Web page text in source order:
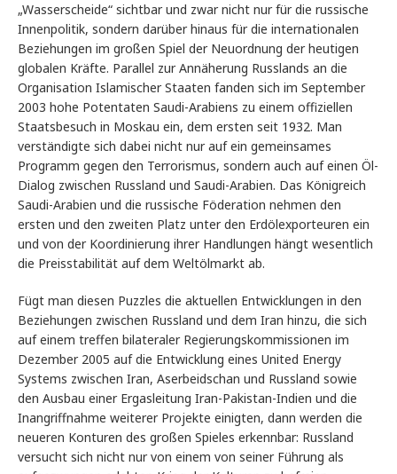
„Wasserscheide“ sichtbar und zwar nicht nur für die russische
Innenpolitik, sondern darüber hinaus für die internationalen
Beziehungen im großen Spiel der Neuordnung der heutigen
globalen Kräfte. Parallel zur Annäherung Russlands an die
Organisation Islamischer Staaten fanden sich im September
2003 hohe Potentaten Saudi-Arabiens zu einem offiziellen
Staatsbesuch in Moskau ein, dem ersten seit 1932. Man
verständigte sich dabei nicht nur auf ein gemeinsames
Programm gegen den Terrorismus, sondern auch auf einen Öl-
Dialog zwischen Russland und Saudi-Arabien. Das Königreich
Saudi-Arabien und die russische Föderation nehmen den
ersten und den zweiten Platz unter den Erdölexporteuren ein
und von der Koordinierung ihrer Handlungen hängt wesentlich
die Preisstabilität auf dem Weltölmarkt ab.
Fügt man diesen Puzzles die aktuellen Entwicklungen in den
Beziehungen zwischen Russland und dem Iran hinzu, die sich
auf einem treffen bilateraler Regierungskommissionen im
Dezember 2005 auf die Entwicklung eines United Energy
Systems zwischen Iran, Aserbeidschan und Russland sowie
den Ausbau einer Ergasleitung Iran-Pakistan-Indien und die
Inangriffnahme weiterer Projekte einigten, dann werden die
neueren Konturen des großen Spieles erkennbar: Russland
versucht sich nicht nur von einem von seiner Führung als